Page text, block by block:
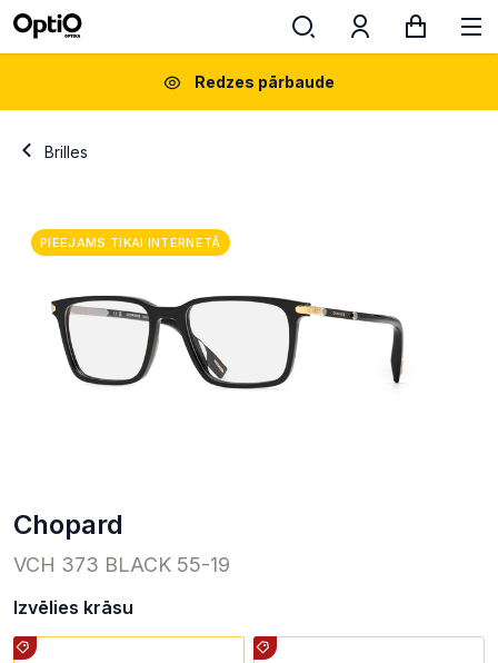
Redzes pārbaude
Brilles
PIEEJAMS TIKAI INTERNETĀ
chopard
VCH 373 BLACK 55-19
Izvēlies krāsu